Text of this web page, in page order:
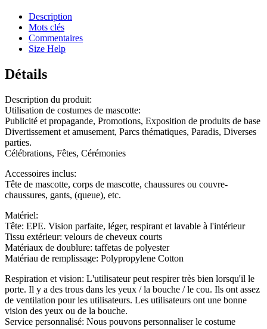
Description
Mots clés
Commentaires
Size Help
Détails
Description du produit:
Utilisation de costumes de mascotte:
Publicité et propagande, Promotions, Exposition de produits de base
Divertissement et amusement, Parcs thématiques, Paradis, Diverses
parties.
Célébrations, Fêtes, Cérémonies
Accessoires inclus:
Tête de mascotte, corps de mascotte, chaussures ou couvre-
chaussures, gants, (queue), etc.
Matériel:
Tête: EPE. Vision parfaite, léger, respirant et lavable à l'intérieur
Tissu extérieur: velours de cheveux courts
Matériaux de doublure: taffetas de polyester
Matériau de remplissage: Polypropylene Cotton
Respiration et vision: L'utilisateur peut respirer très bien lorsqu'il le
porte. Il y a des trous dans les yeux / la bouche / le cou. Ils ont assez
de ventilation pour les utilisateurs. Les utilisateurs ont une bonne
vision des yeux ou de la bouche.
Service personnalisé: Nous pouvons personnaliser le costume